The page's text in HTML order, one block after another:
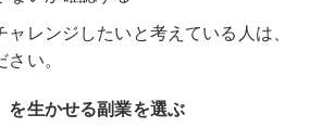
レンジしたいと考えている人は、
い。
を生かせる副業を選ぶ